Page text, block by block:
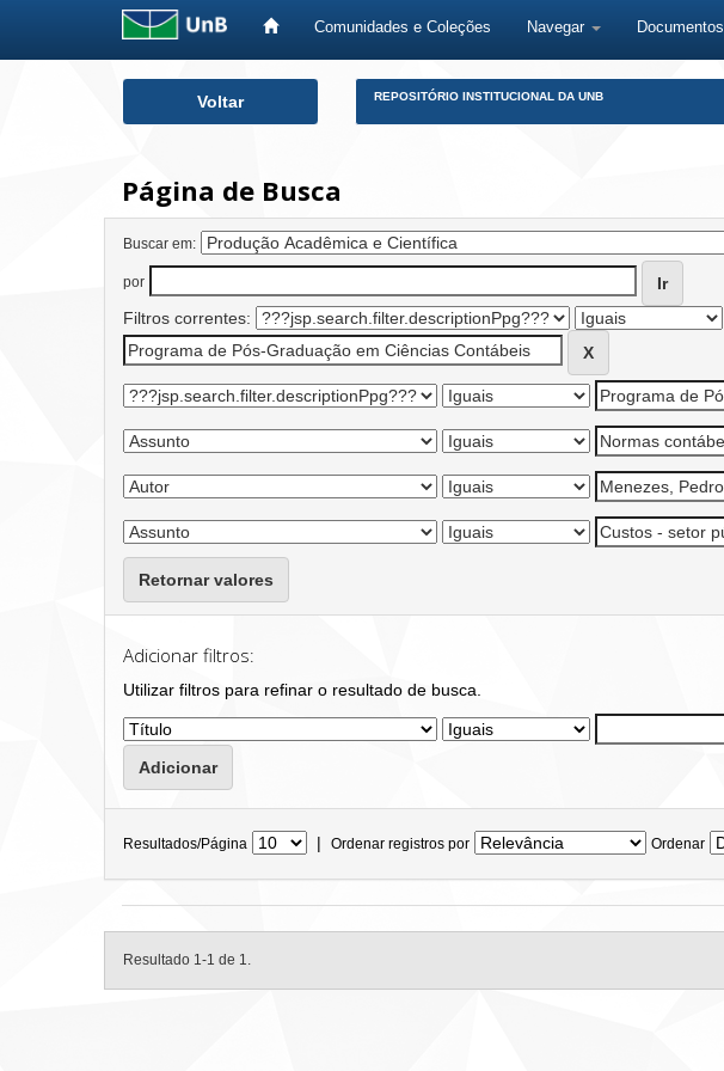
Comunidades e Coleções Navegar Documentos
Voltar REPOSITÓRIO INSTITUCIONAL DA UNB
Página de Busca
Buscar em:
por
Filtros correntes:
Retornar valores
Adicionar filtros:
Utilizar filtros para refinar o resultado de busca.
Resultados/Página | Ordenar registros por Ordenar
Resultado 1-1 de 1.